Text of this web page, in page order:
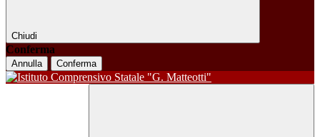
Chiudi
Conferma
Annulla Conferma